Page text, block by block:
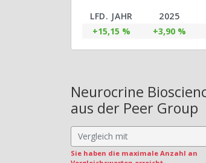
LFD. JAHR 2025
+15,15 %
+3,90 %
Neurocrine
aus der Peer Group
Sie haben die maximale Anzahl an